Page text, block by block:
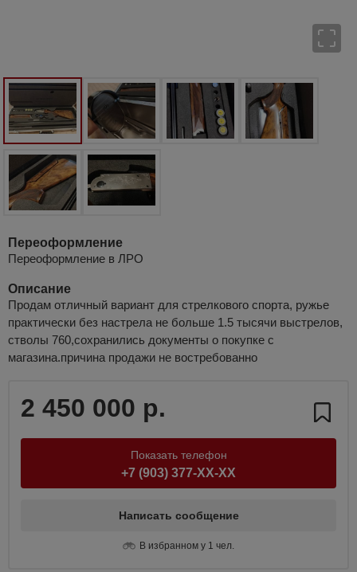
Переоформление
Переоформление в ЛРО
Описание
Продам отличный вариант для стрелкового спорта, ружье
практически без настрела не больше 1.5 тысячи выстрелов,
стволы 760,сохранились документы о покупке с
магазина.причина продажи не востребованно
2 450 000 р.
Показать телефон
+7 (903) 377-XX-XX
Написать сообщение
В избранном у 1 чел.